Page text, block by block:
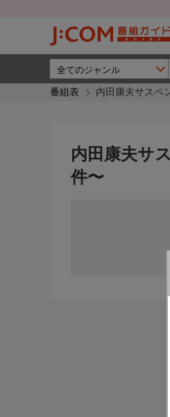
番組表 内田康夫サスペ
内田康夫サ
件〜